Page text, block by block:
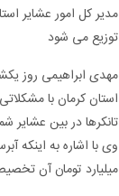
توزیع می شود
مهدی ابراهیمی روز
تانکرها در بین عشایر
وی با اشاره به اینکه
میلیارد تومان آن